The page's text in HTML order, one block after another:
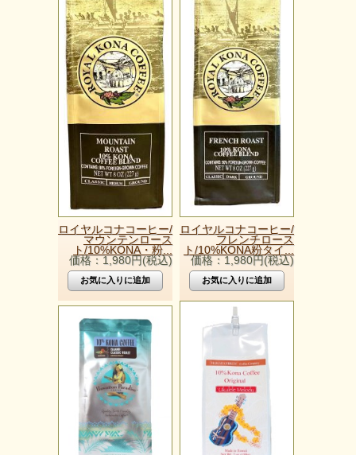
ロイヤルコナコーヒー/
マウンテンロース
ト/10%KONA・粉...
価格：1,980円(税込)
ロイヤルコナコーヒー/
フレンチロース
ト/10%KONA粉タイ...
価格：1,980円(税込)